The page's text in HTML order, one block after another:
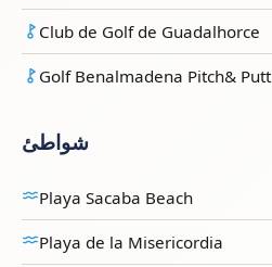
Club de Golf de Guadalhorce
Golf Benalmadena Pitch& Putt
شواطئ
Playa Sacaba Beach
Playa de la Misericordia